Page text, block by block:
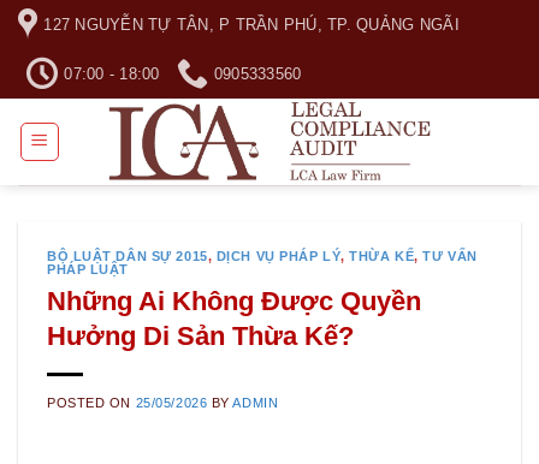
Skip
content
127 NGUYỄN TỰ TÂN, P TRẦN PHÚ, TP. QUẢNG NGÃI
07:00 - 18:00 0905333560
BỘ LUẬT DÂN SỰ 2015, DỊCH VỤ PHÁP LÝ,THỪA KẾ,TƯ VẤN
PHÁP LUẬT
Những Ai Không Được Quyền
Hưởng Di Sản Thừa Kế?
POSTED ON 25/05/2026 BYADMIN